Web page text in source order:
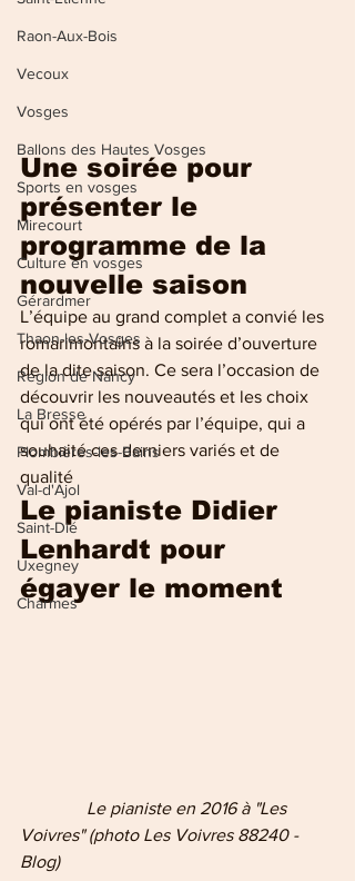
Raon-Aux-Bois
Vecoux
Vosges
Ballons des Hautes Vosges
Sports en vosges
Mirecourt
Culture en vosges
Gérardmer
Thaon-les-Vosges
Région de Nancy
La Bresse
Plombières-les-Bains
Val-d'Ajol
Saint-Dié
Uxegney
Charmes
Une soirée pour
présenter le
programme de la
nouvelle saison
L’équipe au grand complet a convié les
romarimontains à la soirée d’ouverture
de la dite saison. Ce sera l’occasion de
découvrir les nouveautés et les choix
qui ont été opérés par l’équipe, qui a
souhaité ces derniers variés et de
qualité
Le pianiste Didier
Lenhardt pour
égayer le moment
    Le pianiste en 2016 à "Les
Voivres" (photo Les Voivres 88240 -
Blog)